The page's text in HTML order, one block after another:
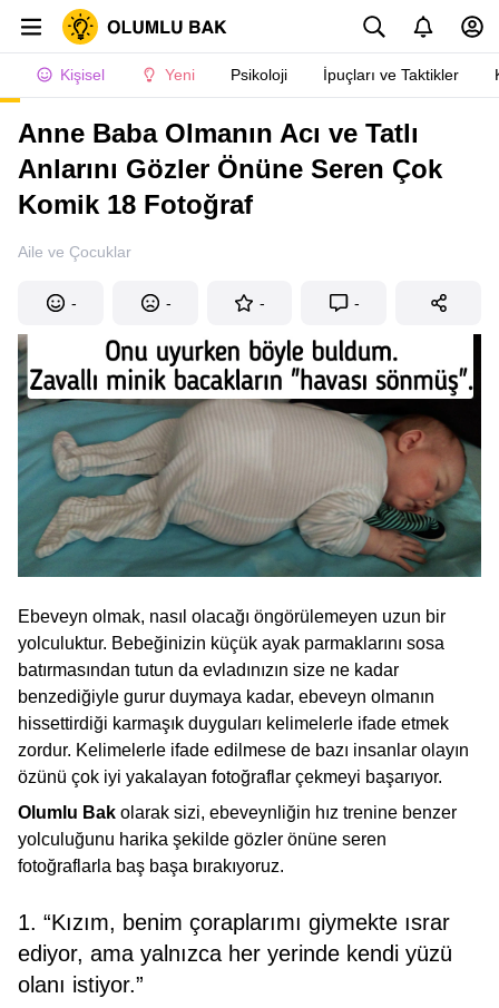
Kişisel Yeni Psikoloji İpuçları ve Taktikler
Anne Baba Olmanın Acı ve Tatlı
Anlarını Gözler Önüne Seren Çok
Komik 18 Fotoğraf
Aile ve Çocuklar
- - - -
Ebeveyn olmak, nasıl olacağı öngörülemeyen uzun bir
yolculuktur. Bebeğinizin küçük ayak parmaklarını sosa
batırmasından tutun da evladınızın size ne kadar
benzediğiyle gurur duymaya kadar, ebeveyn olmanın
hissettirdiği karmaşık duyguları kelimelerle ifade etmek
zordur. Kelimelerle ifade edilmese de bazı insanlar olayın
özünü çok iyi yakalayan fotoğraflar çekmeyi başarıyor.
Olumlu Bak olarak sizi, ebeveynliğin hız trenine benzer
yolculuğunu harika şekilde gözler önüne seren
fotoğraflarla baş başa bırakıyoruz.
1. “Kızım, benim çoraplarımı giymekte ısrar
ediyor, ama yalnızca her yerinde kendi yüzü
olanı istiyor.”